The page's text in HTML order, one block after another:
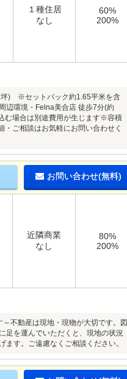
１種住居
なし
60%
200%
坪) ※セットバック約1.65平米を含
辺環境・Felna美合店 徒歩7分(約
む場合は別途費用が生じます※容積
ご相談はお気軽にお問い合わせく
お問い合わせ(無料)
近隣商業
なし
80%
200%
不動産は現地・現物が大切です。図
足を運んでいただくと、現地の状況
す。ご遠慮なくご相談ください。